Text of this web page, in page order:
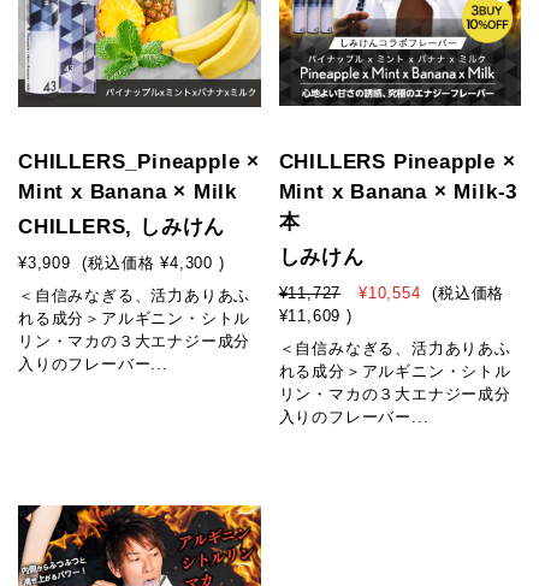
CHILLERS_Pineapple ×
Mint x Banana × Milk
CHILLERS, しみけん
¥3,909 (税込価格 ¥4,300 )
＜自信みなぎる、活力ありあふ
れる成分＞アルギニン・シトル
リン・マカの３大エナジー成分
入りのフレーバー...
CHILLERS Pineapple ×
Mint x Banana × Milk-3
本
しみけん
¥11,727 ¥10,554
(税込価格
¥11,609 )
＜自信みなぎる、活力ありあふ
れる成分＞アルギニン・シトル
リン・マカの３大エナジー成分
入りのフレーバー...